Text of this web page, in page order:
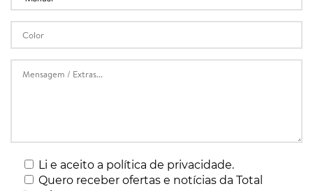
Li e aceito a política de privacidade.
Quero receber ofertas e notícias da Total